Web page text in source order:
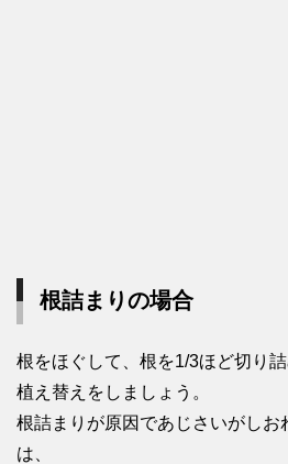
根詰まりの場合
根をほぐして、根を1/3ほど切り
植え替えをしましょう。
根詰まりが原因であじさいがしお
は、